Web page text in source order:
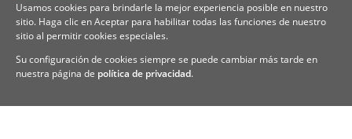
Usamos cookies para brindarle la mejor experiencia posible en nuestro
sitio. Haga clic en Aceptar para habilitar todas las funciones de nuestro
sitio al permitir cookies especiales.
Su configuración de cookies siempre se puede cambiar más tarde en
nuestra página de política de privacidad.